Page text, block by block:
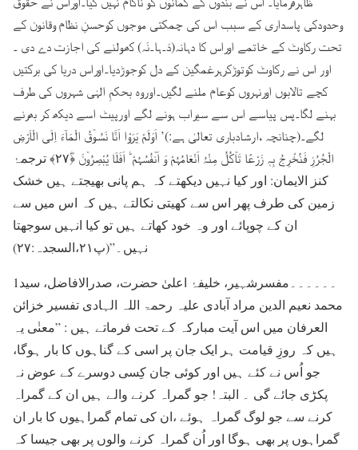
وحدودکی پاسداری کے سبب اس کی چمکتی موجوں کوحسنِ نظام وقانون کے
تحت رکاوٹ کے خاتمے اوراس کا دہانہ(دَ۔ہا۔نَہ) کھولنے کی اجازت دے دی ۔
اور اس نے رکاوٹ کوتوڑکرہرغمگین کے دل کوجوڑدیا۔اوراس دریا کی برکتیں
کچے تالابوں اورنہروں کوعام ملنے لگیں۔اوروہ بحکمِ الہٰی شہروں کی طرف
بہنے لگا۔پس پیاسے اس سے سیراب ہونے لگے اورپیٹ اسے دیکھ کر بھرنے
لگے۔(چنانچہ ،ارشادباری تعالیٰ ہے:)’ اَوَلَمْ یَرَوْا اَنَّا نَسُوۡقُ الْمَآءَ اِلَی الْاَرْضِ
الْجُرُزِ فَنُخْرِجُ بِہٖ زَرْعًا تَاۡکُلُ مِنْہُ اَنْعَامُہُمْ وَ اَنۡفُسُہُمْ ؕ اَفَلَا یُبْصِرُوۡنَ ﴿ؓ۲۷﴾ ترجمۂ
کنز الایمان: اور کیا نہیں دیکھتے کہ ہم پانی بھیجتے ہیں خشک
زمین کی طرف پھر اس سے کھیتی نکالتے ہیں کہ اس میں سے
ان کے چوپائے اور وہ خود کھاتے ہیں تو کیا انہیں سوجھتا
نہیں۔”(پ۲۱،السجدہ:۲۷)
1۔۔۔۔۔۔مفسرشہیر، خلیفۂ اعلیٰ حضرت، صدرالافاضل، سید
محمد نعیم الدین مراد آبادی علیہ رحمۃ اللہ الہادی تفسیر خزائن
العرفان میں اس آیت مبارکہ کے تحت فرماتے ہیں : ”معنٰی یہ
ہیں کہ روزِ قیامت ہر ایک جان پر اسی کے گناہوں کا بار ہوگا،
جو اُس نے کئے ہیں اور کوئی جان کِسی دوسرے کے عوض نہ
پکڑی جائے گی ۔ البتہ! جو گمراہ کرنے والے ہیں ان کے گمراہ
کرنے سے جو لوگ گمراہ ہوئے ،ان کی تمام گمراہیوں کا بار ان
گمراہوں پر بھی ہوگا اور اُن گمراہ کرنے والوں پر بھی جیسا کہ